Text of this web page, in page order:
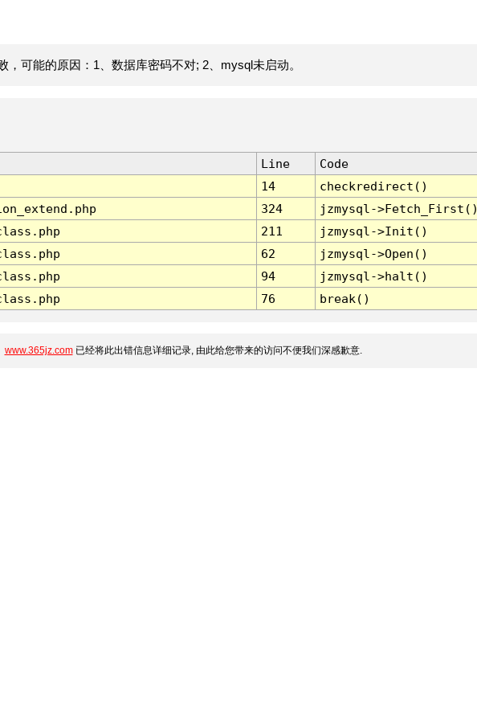
，可能的原因：1、数据库密码不对; 2、mysql未启动。
Line
Code
14
checkredirect()
324
jzmysql-
211
jzmysql->Init()
62
jzmysql->Open()
94
jzmysql->halt()
76 break()
www.365jz.com已经将此出错信息详细记录, 由此给您带来的访问不便我们深感歉意.